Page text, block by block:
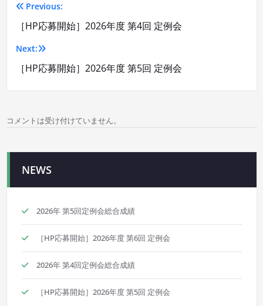
投
稿
ナ
ョ
ン
Previous:
［HP応募開始］2026年度 第4回 定例会
Next:
［HP応募開始］2026年度 第5回 定例会
コメントは受け付けていません。
NEWS
2026年 第5回定例会総合成績
［HP応募開始］2026年度 第6回 定例会
2026年 第4回定例会総合成績
［HP応募開始］2026年度 第5回 定例会